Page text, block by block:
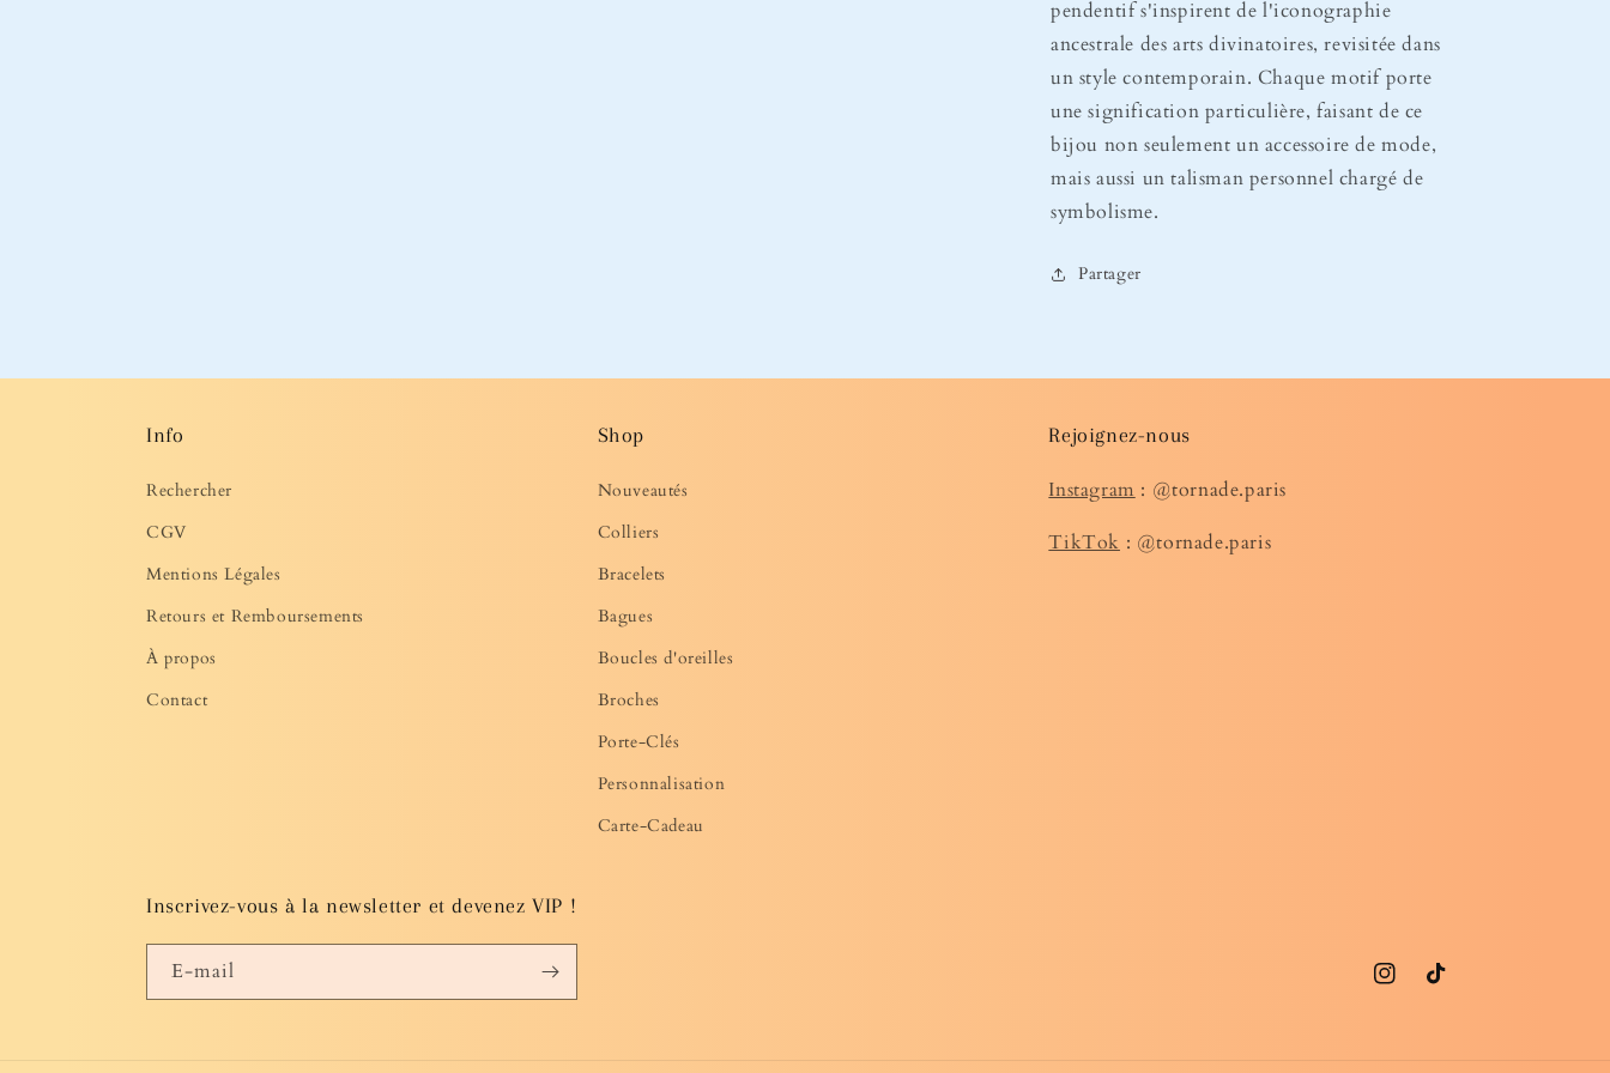
pendentif s'inspirent de l'iconographie
ancestrale des arts divinatoires, revisitée dans
un style contemporain. Chaque motif porte
une signification particulière, faisant de ce
bijou non seulement un accessoire de mode,
mais aussi un talisman personnel chargé de
symbolisme.
Partager
Info
Rechercher
CGV
Mentions Légales
Retours et Remboursements
À propos
Contact
Shop
Nouveautés
Colliers
Bracelets
Bagues
Boucles d'oreilles
Broches
Porte-Clés
Personnalisation
Carte-Cadeau
Rejoignez-nous
Instagram: @tornade.paris
TikTok: @tornade.paris
Inscrivez-vous à la newsletter et devenez VIP !
E-mail
InstagramTikTok